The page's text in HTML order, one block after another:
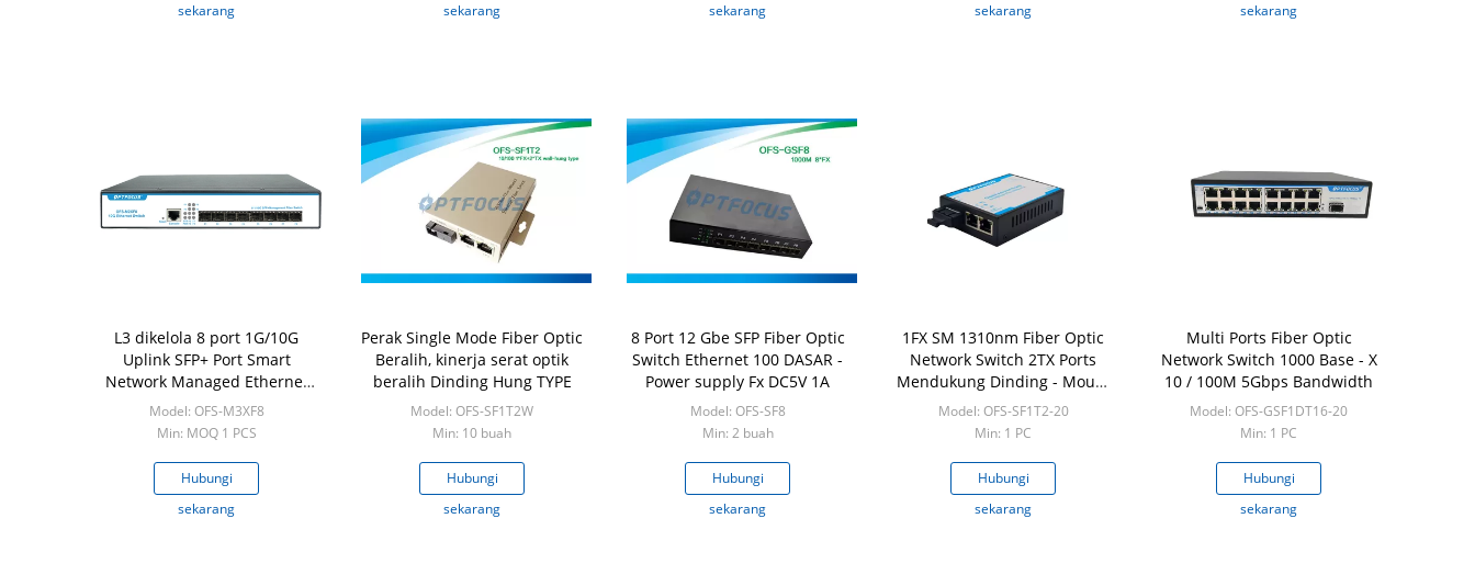
sekarang
sekarang
sekarang
sekarang
sekarang
L3 dikelola 8 port 1G/10G
Uplink SFP+ Port Smart
Network Managed Ethernet
Fiber Switch industri
Model: OFS-M3XF8
Min: MOQ 1 PCS
Hubungi
sekarang
Perak Single Mode Fiber Optic
Beralih, kinerja serat optik
beralih Dinding Hung TYPE
Model: OFS-SF1T2W
Min: 10 buah
Hubungi
sekarang
8 Port 12 Gbe SFP Fiber Optic
Switch Ethernet 100 DASAR -
Power supply Fx DC5V 1A
Model: OFS-SF8
Min: 2 buah
Hubungi
sekarang
1FX SM 1310nm Fiber Optic
Network Switch 2TX Ports
Mendukung Dinding - Mount
/ DIN - Pemasangan Rel
Model: OFS-SF1T2-20
Min: 1 PC
Hubungi
sekarang
Multi Ports Fiber Optic
Network Switch 1000 Base - X
10 / 100M 5Gbps Bandwidth
Model: OFS-GSF1DT16-20
Min: 1 PC
Hubungi
sekarang